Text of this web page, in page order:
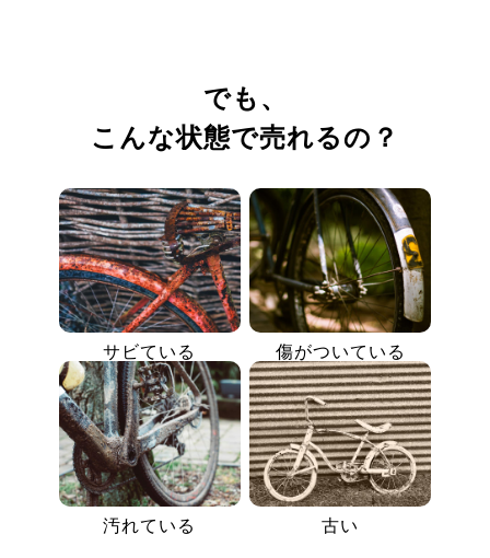
でも、
こんな状態で売れるの？
サビている 傷がついている
汚れている 古い